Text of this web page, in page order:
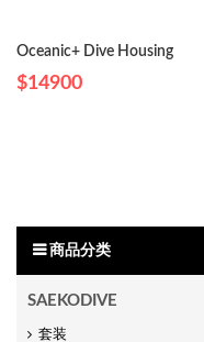
Oceanic+ Dive Housing
$14900
商品分类
SAEKODIVE
套装